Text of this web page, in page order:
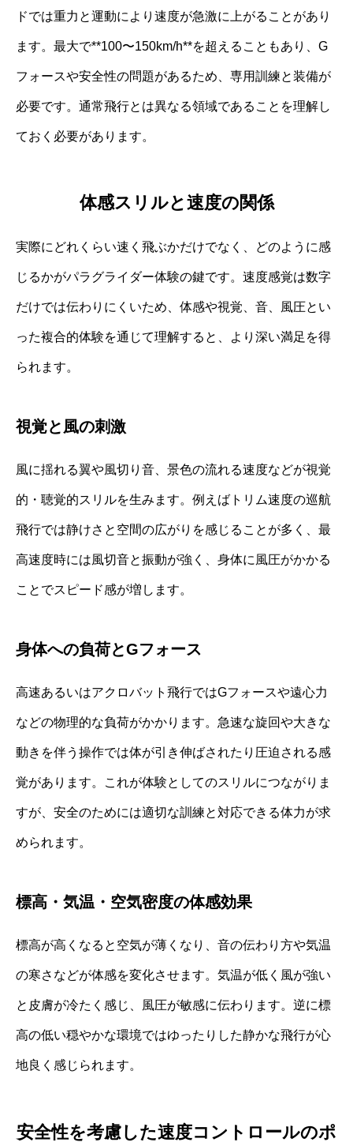
ドでは重力と運動により速度が急激に上がることがあり
ます。最大で**100〜150km/h**を超えることもあり、G
フォースや安全性の問題があるため、専用訓練と装備が
必要です。通常飛行とは異なる領域であることを理解し
ておく必要があります。
体感スリルと速度の関係
実際にどれくらい速く飛ぶかだけでなく、どのように感
じるかがパラグライダー体験の鍵です。速度感覚は数字
だけでは伝わりにくいため、体感や視覚、音、風圧とい
った複合的体験を通じて理解すると、より深い満足を得
られます。
視覚と風の刺激
風に揺れる翼や風切り音、景色の流れる速度などが視覚
的・聴覚的スリルを生みます。例えばトリム速度の巡航
飛行では静けさと空間の広がりを感じることが多く、最
高速度時には風切音と振動が強く、身体に風圧がかかる
ことでスピード感が増します。
身体への負荷とGフォース
高速あるいはアクロバット飛行ではGフォースや遠心力
などの物理的な負荷がかかります。急速な旋回や大きな
動きを伴う操作では体が引き伸ばされたり圧迫される感
覚があります。これが体験としてのスリルにつながりま
すが、安全のためには適切な訓練と対応できる体力が求
められます。
標高・気温・空気密度の体感効果
標高が高くなると空気が薄くなり、音の伝わり方や気温
の寒さなどが体感を変化させます。気温が低く風が強い
と皮膚が冷たく感じ、風圧が敏感に伝わります。逆に標
高の低い穏やかな環境ではゆったりした静かな飛行が心
地良く感じられます。
安全性を考慮した速度コントロールのポ